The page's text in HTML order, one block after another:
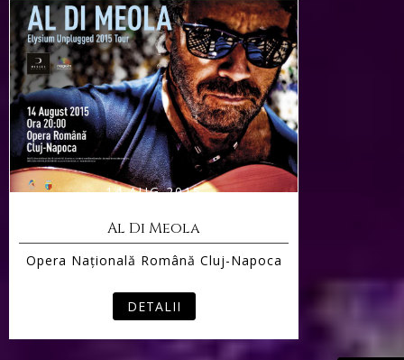
14 AUG 2015
Al Di Meola
Opera Naţională Română Cluj-Napoca
DETALII